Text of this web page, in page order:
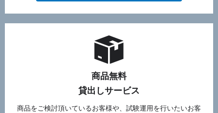
商品無料
貸出しサービス
商品をご検討頂いているお客様や、試験運用を行いたいお客